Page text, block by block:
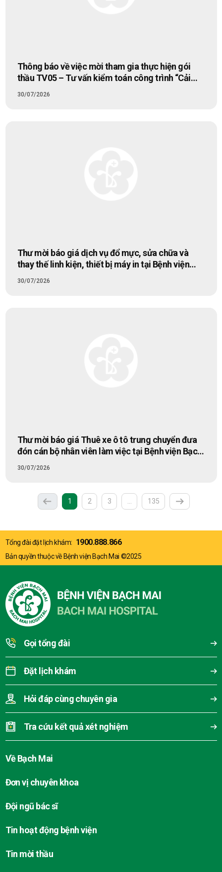
Thông báo về việc mời tham gia thực hiện gói
thầu TV05 – Tư vấn kiểm toán công trình “Cải
K2 đến điểm thu viện phí số 3 – Bệnh viện Bạch
30/07/2026
Thư mời báo giá dịch vụ đổ mực, sửa chữa và
thay thế linh kiện, thiết bị máy in tại Bệnh viện
30/07/2026
Thư mời báo giá Thuê xe ô tô trung chuyển đưa
đón cán bộ nhân viên làm việc tại Bệnh viện Bạch
30/07/2026
Previous
1 (current)
2 3
135
Next
Tổng đài đặt lịch khám: 1900.888.866
Bản quyền thuộc về Bệnh viện Bạch Mai ©2025
Gọi tổng đài
Đặt lịch khám
Hỏi đáp cùng chuyên gia
Tra cứu kết quả xét nghiệm
Về Bạch Mai
Đơn vị chuyên khoa
Đội ngũ bác sĩ
Tin hoạt động bệnh viện
Tin mời thầu